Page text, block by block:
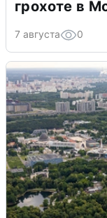
грохоте в
7 августа 0